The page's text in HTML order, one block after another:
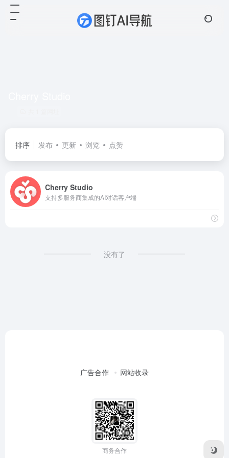
排序 发布 更新 浏览 点赞
Cherry Studio
支持多服务商集成的AI对话客户端
没有了
广告合作 网站收录
商务合作